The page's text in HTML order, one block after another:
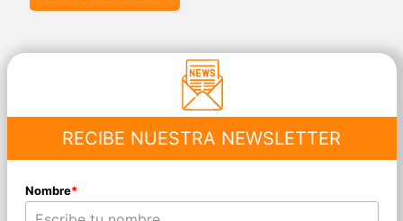
RECIBE NUESTRA NEWSLETTER
Nombre*